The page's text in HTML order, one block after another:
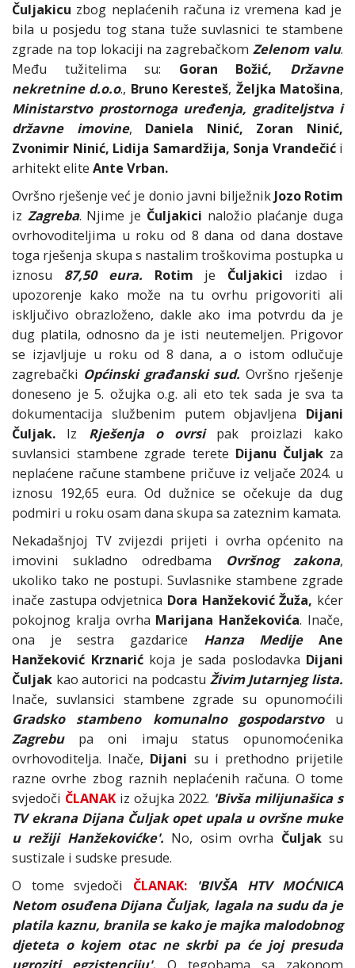
Čuljakicu zbog neplaćenih računa iz vremena kad je
bila u posjedu tog stana tuže suvlasnici te stambene
zgrade na top lokaciji na zagrebačkomZelenom valu.
Među tužitelima su: Goran Božić, Državne
nekretnine d.o.o., Bruno Keresteš, Željka Matošina,
Ministarstvo prostornoga uređenja, graditeljstva i
državne imovine, Daniela Ninić, Zoran Ninić,
Zvonimir Ninić, Lidija Samardžija, Sonja Vrandečići
arhitekt elite Ante Vrban.
Ovršno rješenje već je donio javni bilježnik Jozo Rotim
iz Zagreba. Njime je Čuljakici naložio plaćanje duga
ovrhovoditeljima u roku od 8 dana od dana dostave
toga rješenja skupa s nastalim troškovima postupka u
iznosu 87,50 eura. Rotim je Čuljakici izdao i
upozorenje kako može na tu ovrhu prigovoriti ali
isključivo obrazloženo, dakle ako ima potvrdu da je
dug platila, odnosno da je isti neutemeljen. Prigovor
se izjavljuje u roku od 8 dana, a o istom odlučuje
zagrebački Općinski građanski sud. Ovršno rješenje
doneseno je 5. ožujka o.g. ali eto tek sada je sva ta
dokumentacija službenim putem objavljena Dijani
Čuljak. Iz Rješenja o ovrsipak proizlazi kako
suvlansici stambene zgrade terete Dijanu Čuljak za
neplaćene račune stambene pričuve iz veljače 2024. u
iznosu 192,65 eura. Od dužnice se očekuje da dug
podmiri u roku osam dana skupa sa zateznim kamata.
Nekadašnjoj TV zvijezdi prijeti i ovrha općenito na
imovini sukladno odredbama Ovršnog zakona,
ukoliko tako ne postupi. Suvlasnike stambene zgrade
inače zastupa odvjetnica Dora Hanžeković Žuža, kćer
pokojnog kralja ovrha Marijana Hanžekovića. Inače,
ona je sestra gazdarice Hanza MedijeAne
Hanžeković Krznarićkoja je sada poslodavka Dijani
Čuljak kao autorici na podcastu Živim Jutarnjeg lista.
Inače, suvlansici stambene zgrade su opunomoćili
Gradsko stambeno komunalno gospodarstvou
Zagrebupa oni imaju status opunomoćenika
ovrhovoditelja. Inače, Dijani su i prethodno prijetile
razne ovrhe zbog raznih neplaćenih računa. O tome
svjedoči ČLANAK iz ožujka 2022. 'Bivša milijunašica s
TV ekrana Dijana Čuljak opet upala u ovršne muke
u režiji Hanžekovićke'. No, osim ovrha Čuljaksu
sustizale i sudske presude.
O tome svjedoči ČLANAK:
'BIVŠA HTV MOĆNICA
Netom osuđena Dijana Čuljak, lagala na sudu da je
platila kaznu, branila se kako je majka malodobnog
djeteta o kojem otac ne skrbi pa će joj presuda